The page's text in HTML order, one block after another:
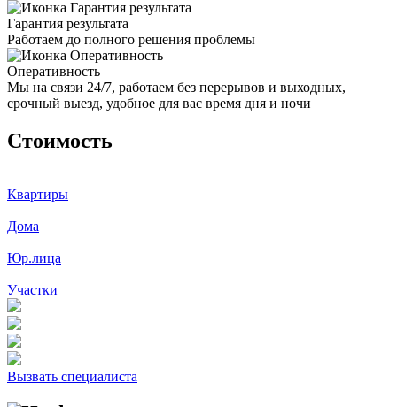
Гарантия результата
Работаем до полного решения проблемы
Оперативность
Мы на связи 24/7, работаем без перерывов и выходных,
срочный выезд, удобное для вас время дня и ночи
Стоимость
Квартиры
Дома
Юр.лица
Участки
Вызвать специалиста